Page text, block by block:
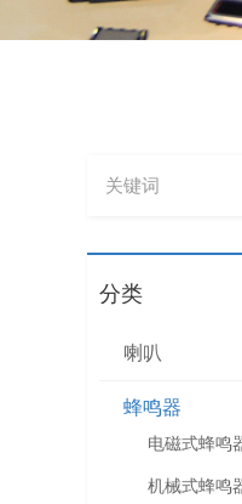
分类
喇叭
蜂鸣器
电磁式蜂鸣
机械式蜂鸣